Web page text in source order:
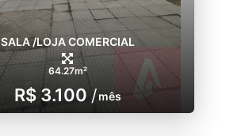
SALA /LOJA COMERCIAL
64.27m²
R$ 3.100 / mês